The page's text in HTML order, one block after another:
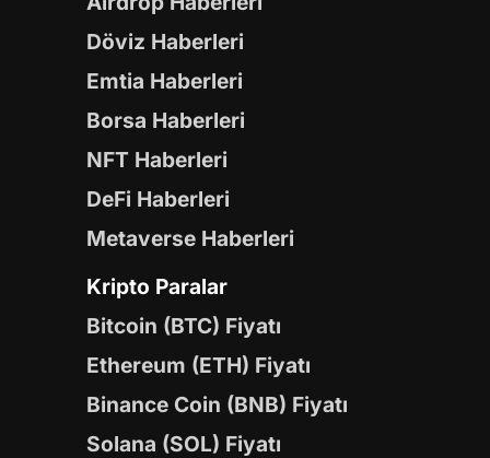
Döviz Haberleri
Emtia Haberleri
Borsa Haberleri
NFT Haberleri
DeFi Haberleri
Metaverse Haberleri
Kripto Paralar
Bitcoin (BTC) Fiyatı
Ethereum (ETH) Fiyatı
Binance Coin (BNB) Fiyatı
Solana (SOL) Fiyatı